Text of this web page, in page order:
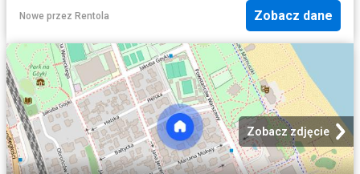
Nowe przez Rentola Zobacz dane
Zobacz zdjęcie